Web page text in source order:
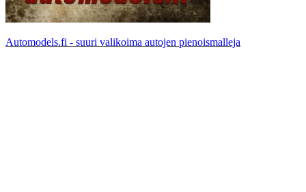
Automodels.fi - suuri valikoima autojen pienoismalleja